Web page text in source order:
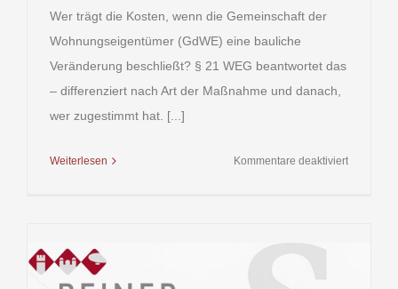
Wer trägt die Kosten, wenn die Gemeinschaft der
Wohnungseigentümer (GdWE) eine bauliche
Veränderung beschließt? § 21 WEG beantwortet das
– differenziert nach Art der Maßnahme und danach,
wer zugestimmt hat. [...]
Weiterlesen Kommentare deaktiviertfür